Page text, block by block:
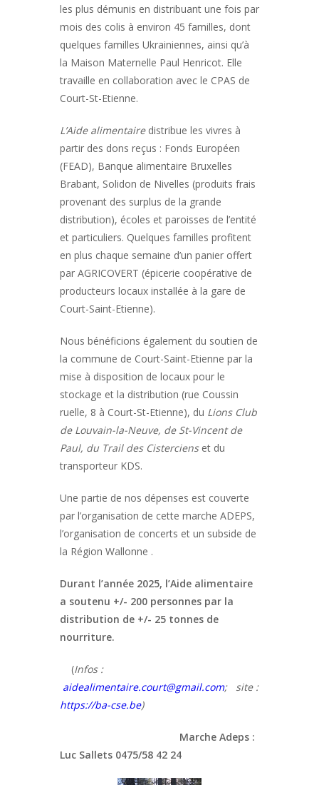
les plus démunis en distribuant une fois par
mois des colis à environ 45 familles, dont
quelques familles Ukrainiennes, ainsi qu’à
la Maison Maternelle Paul Henricot. Elle
travaille en collaboration avec le CPAS de
Court-St-Etienne.
L’Aide alimentairedistribue les vivres à
partir des dons reçus : Fonds Européen
(FEAD), Banque alimentaire Bruxelles
Brabant, Solidon de Nivelles (produits frais
provenant des surplus de la grande
distribution), écoles et paroisses de l’entité
et particuliers. Quelques familles profitent
en plus chaque semaine d’un panier offert
par AGRICOVERT (épicerie coopérative de
producteurs locaux installée à la gare de
Court-Saint-Etienne).
Nous bénéficions également du soutien de
la commune de Court-Saint-Etienne par la
mise à disposition de locaux pour le
stockage et la distribution (rue Coussin
ruelle, 8 à Court-St-Etienne), du Lions Club
de Louvain-la-Neuve, de St-Vincent de
Paul, du Trail des Cisterciens et du
transporteur KDS.
Une partie de nos dépenses est couverte
par l’organisation de cette marche ADEPS,
l’organisation de concerts et un subside de
la Région Wallonne .
Durant l’année 2025, l’Aide alimentaire
a soutenu +/- 200 personnes par la
distribution de +/- 25 tonnes de
nourriture.
(Infos :
aidealimentaire.court@gmail.com; site :
https://ba-cse.be)
Marche Adeps :
Luc Sallets 0475/58 42 24